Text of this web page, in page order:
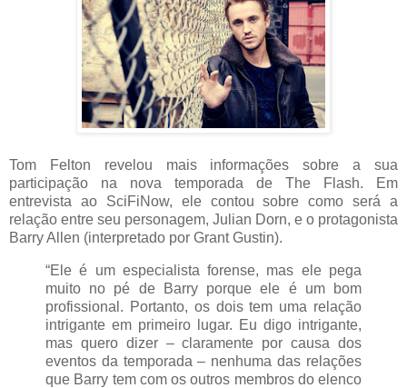
Tom Felton revelou mais informações sobre a sua
participação na nova temporada de The Flash. Em
entrevista ao SciFiNow, ele contou sobre como será a
relação entre seu personagem, Julian Dorn, e o protagonista
Barry Allen (interpretado por Grant Gustin).
“Ele é um especialista forense, mas ele pega
muito no pé de Barry porque ele é um bom
profissional. Portanto, os dois tem uma relação
intrigante em primeiro lugar. Eu digo intrigante,
mas quero dizer – claramente por causa dos
eventos da temporada – nenhuma das relações
que Barry tem com os outros membros do elenco